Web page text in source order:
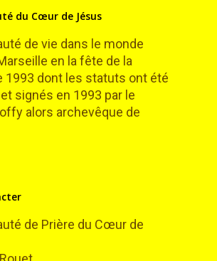
du Cœur de Jésus
de vie dans le monde
en la fête de la
1993 dont les statuts ont été
signés en 1993 par le
alors archevêque de
de Prière du Cœur de